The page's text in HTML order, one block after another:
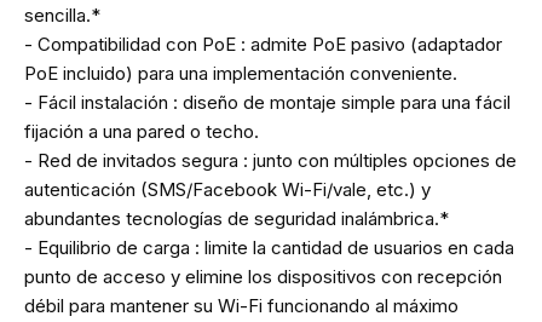
sencilla.*
- Compatibilidad con PoE : admite PoE pasivo (adaptador
PoE incluido) para una implementación conveniente.
- Fácil instalación : diseño de montaje simple para una fácil
fijación a una pared o techo.
- Red de invitados segura : junto con múltiples opciones de
autenticación (SMS/Facebook Wi-Fi/vale, etc.) y
abundantes tecnologías de seguridad inalámbrica.*
- Equilibrio de carga : limite la cantidad de usuarios en cada
punto de acceso y elimine los dispositivos con recepción
débil para mantener su Wi-Fi funcionando al máximo